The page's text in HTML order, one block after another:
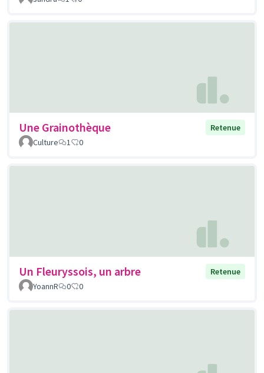
Une Grainothèque
Retenue
Culture
1 0
Un Fleuryssois, un arbre
Retenue
YoannR
0 0